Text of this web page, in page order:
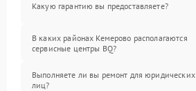
Какую гарантию вы предоставляете?
В каких районах Кемерово располагаются
сервисные центры BQ?
Выполняете ли вы ремонт для юридических
лиц?